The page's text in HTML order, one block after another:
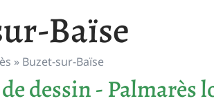
Baïse
» Buzet-sur-Baïse
dessin - Palmarès